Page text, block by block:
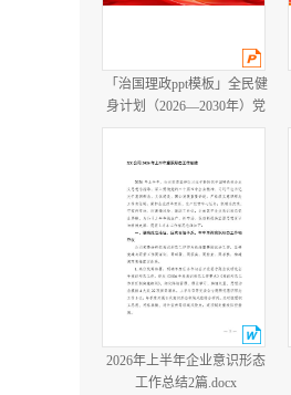
「治国理政ppt模板」全民健
身计划（2026—2030年）党
课ppt模板「带完整内
2026年上半年企业意识形态
工作总结2篇.docx